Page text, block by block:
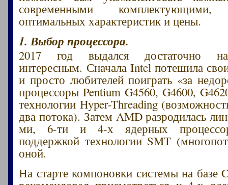
современными
оптимальных характеристик и цены.
1. Выбор процессора.
2017 год выдался достаточно
интересным. Сначала Intel потешила
и просто любителей поиграть «за
процессоры Pentium G4560, G4600,
технологии Hyper-Threading
два потока). Затем AMD разродилась
ми, 6-ти и 4-х ядерных
поддержкой технологии SMT
оной.
На старте компоновки системы на базе